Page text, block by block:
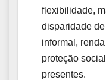
flexibilidade,
disparidade
informal,
proteção
presentes.